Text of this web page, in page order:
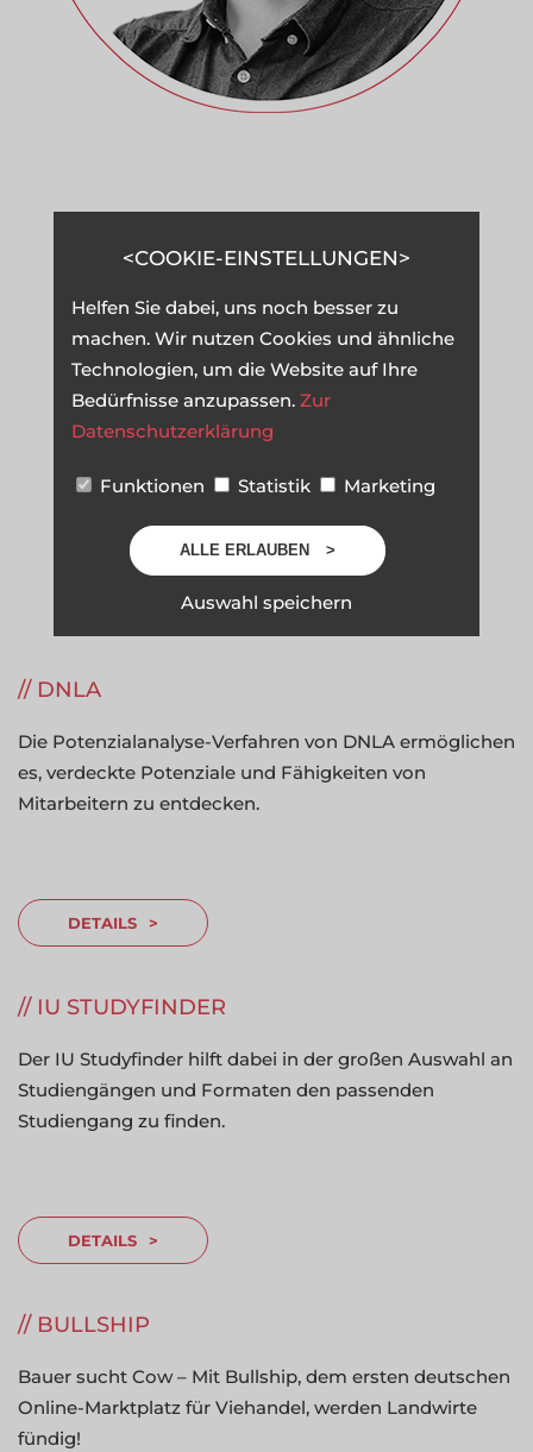
Stefan
Wienströer
---------------
hallo@a-coding-project.de
GESPRÄCH VEREINBAREN
REFERENZEN
---------------
DNLA
Die Potenzialanalyse-Verfahren von DNLA ermöglichen
es, verdeckte Potenziale und Fähigkeiten von
Mitarbeitern zu entdecken.
DETAILS
IU STUDYFINDER
Der IU Studyfinder hilft dabei in der großen Auswahl an
Studiengängen und Formaten den passenden
Studiengang zu finden.
DETAILS
BULLSHIP
Bauer sucht Cow – Mit Bullship, dem ersten deutschen
Online-Marktplatz für Viehandel, werden Landwirte
fündig!
COOKIE-EINSTELLUNGEN
Helfen Sie dabei, uns noch besser zu
machen. Wir nutzen Cookies und ähnliche
Technologien, um die Website auf Ihre
Bedürfnisse anzupassen. Zur
Datenschutzerklärung
Funktionen Statistik Marketing
ALLE ERLAUBEN
Auswahl speichern